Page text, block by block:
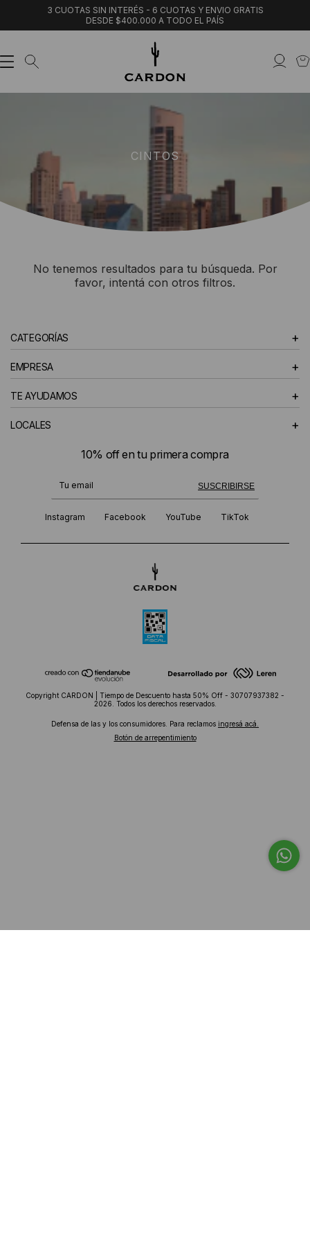
3 CUOTAS SIN INTERÉS - 6 CUOTAS Y ENVIO GRATIS
DESDE $400.000 A TODO EL PAÍS
CINTOS
No tenemos resultados para tu búsqueda. Por
favor, intentá con otros filtros.
CATEGORÍAS +
EMPRESA +
TE AYUDAMOS +
LOCALES +
10% off en tu primera compra
SUSCRIBIRSE
¡Te suscribiste exitosamente!
Instagram Facebook YouTube TikTok
Copyright CARDON | Tiempo de Descuento hasta 50% Off - 30707937382 -
2026. Todos los derechos reservados.
Defensa de las y los consumidores. Para reclamos ingresá acá.
Botón de arrepentimiento